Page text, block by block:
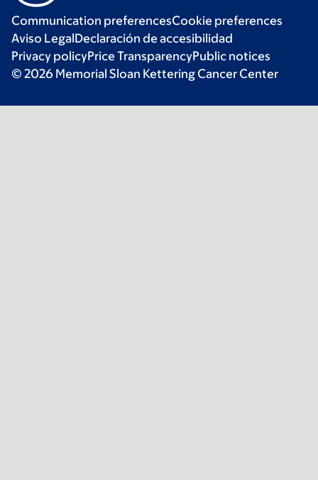
Communication preferencesCookie preferences
Aviso LegalDeclaración de accesibilidad
Privacy policyPrice TransparencyPublic notices
© 2026 Memorial Sloan Kettering Cancer Center